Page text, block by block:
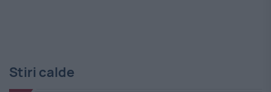
Stiri calde